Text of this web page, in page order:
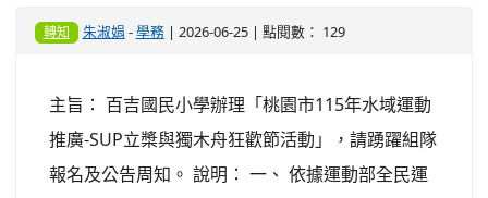
轉知 朱淑娟 -學務| 2026-06-25 | 點閱數： 129
主旨： 百吉國民小學辦理「桃園市115年水域運動
推廣-SUP立槳與獨木舟狂歡節活動」，請踴躍組隊
報名及公告周知。 說明： 一、 依據運動部全民運